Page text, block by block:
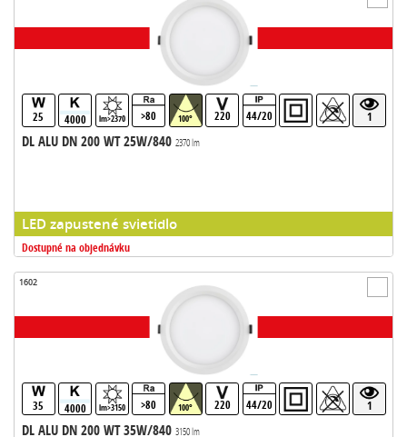
25 4000 lm>2370 >80 100° 220 44/20 1
DL ALU DN 200 WT 25W/840 2370 lm
LED zapustené svietidlo
Dostupné na objednávku
1602
35 4000 lm>3150 >80 100° 220 44/20 1
DL ALU DN 200 WT 35W/840 3150 lm